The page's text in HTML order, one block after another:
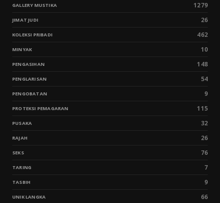
GALLERY MUSTIKA 1279
JIMAT JUDI 26
KOLEKSI PRIBADI 462
MINYAK 10
PENGASIHAN 148
PENGLARISAN 54
PENGOBATAN 9
PROTEKSI PEMAGARAN 115
PUSAKA 32
RAJAH 26
SEKS 76
TARING 7
TASBIH 9
UNIK LANGKA 66